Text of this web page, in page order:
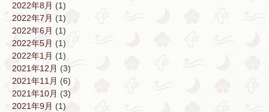
2022年8月 (1)
2022年7月 (1)
2022年6月 (1)
2022年5月 (1)
2022年1月 (1)
2021年12月 (3)
2021年11月 (6)
2021年10月 (3)
2021年9月 (1)